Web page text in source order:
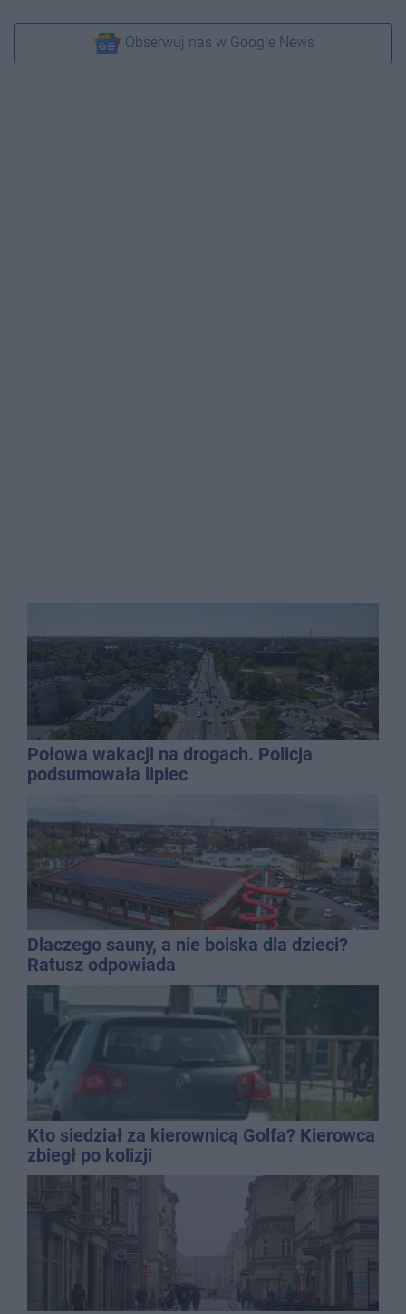
Obserwuj nas w Google News
Połowa wakacji na drogach. Policja
podsumowała lipiec
Dlaczego sauny, a nie boiska dla dzieci?
Ratusz odpowiada
Kto siedział za kierownicą Golfa? Kierowca
zbiegł po kolizji